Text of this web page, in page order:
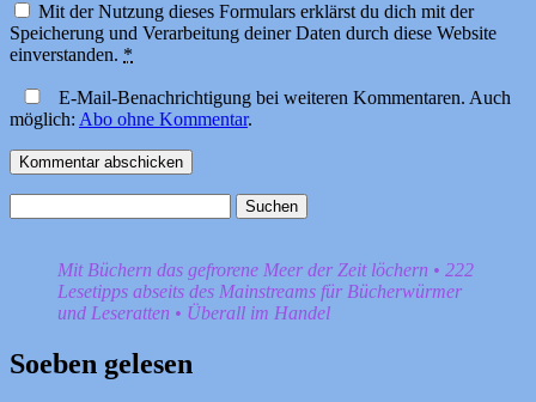
Mit der Nutzung dieses Formulars erklärst du dich mit der
Speicherung und Verarbeitung deiner Daten durch diese Website
einverstanden. *
E-Mail-Benachrichtigung bei weiteren Kommentaren. Auch
möglich: Abo ohne Kommentar.
nach:
Mit Büchern das gefrorene Meer der Zeit löchern • 222
Lesetipps abseits des Mainstreams für Bücherwürmer
und Leseratten • Überall im Handel
Soeben gelesen